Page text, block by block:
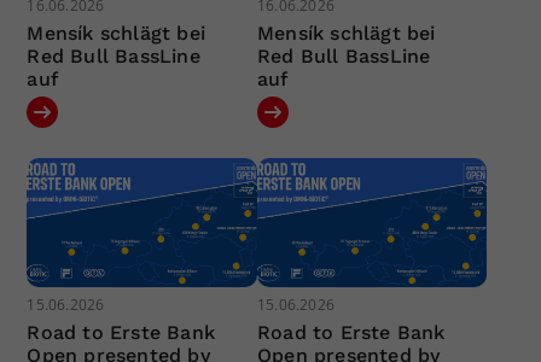
16.06.2026
Mensík schlägt bei
Red Bull BassLine
auf
16.06.2026
Mensík schlägt bei
Red Bull BassLine
auf
15.06.2026
Road to Erste Bank
Open presented by
15.06.2026
Road to Erste Bank
Open presented by